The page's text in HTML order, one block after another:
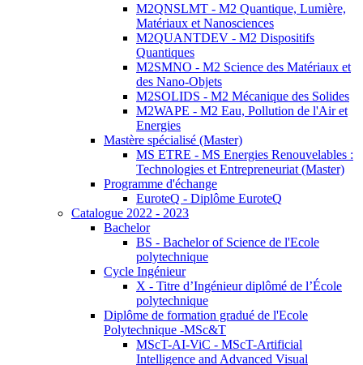
M2QNSLMT - M2 Quantique, Lumière,
Matériaux et Nanosciences
M2QUANTDEV - M2 Dispositifs
Quantiques
M2SMNO - M2 Science des Matériaux et
des Nano-Objets
M2SOLIDS - M2 Mécanique des Solides
M2WAPE - M2 Eau, Pollution de l'Air et
Energies
Mastère spécialisé (Master)
MS ETRE - MS Energies Renouvelables :
Technologies et Entrepreneuriat (Master)
Programme d'échange
EuroteQ - Diplôme EuroteQ
Catalogue 2022 - 2023
Bachelor
BS - Bachelor of Science de l'Ecole
polytechnique
Cycle Ingénieur
X - Titre d’Ingénieur diplômé de l’École
polytechnique
Diplôme de formation gradué de l'Ecole
Polytechnique -MSc&T
MScT-AI-ViC - MScT-Artificial
Intelligence and Advanced Visual